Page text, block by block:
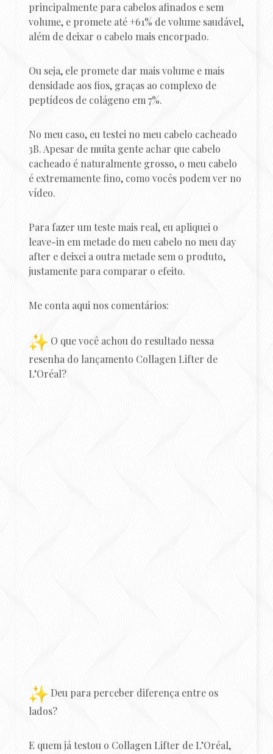
principalmente para cabelos afinados e sem
volume, e promete até +61% de volume saudável,
além de deixar o cabelo mais encorpado.
Ou seja, ele promete dar mais volume e mais
densidade aos fios, graças ao complexo de
peptídeos de colágeno em 7%.
No meu caso, eu testei no meu cabelo cacheado
3B. Apesar de muita gente achar que cabelo
cacheado é naturalmente grosso, o meu cabelo
é extremamente fino, como vocês podem ver no
vídeo.
Para fazer um teste mais real, eu apliquei o
leave-in em metade do meu cabelo no meu day
after e deixei a outra metade sem o produto,
justamente para comparar o efeito.
Me conta aqui nos comentários:
O que você achou do resultado nessa
resenha do lançamento Collagen Lifter de
L’Oréal?
Deu para perceber diferença entre os
lados?
E quem já testou o Collagen Lifter de L’Oréal,